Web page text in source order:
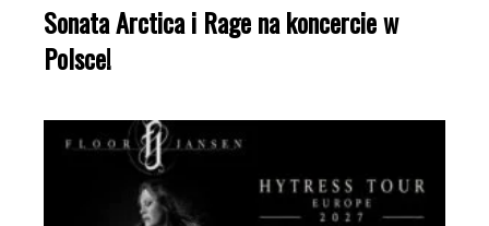
Sonata Arctica i Rage na koncercie w
Polsce!